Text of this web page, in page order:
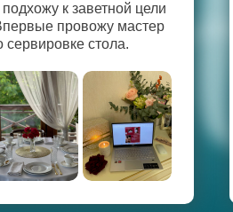
к заветной цели
провожу мастер
сервировке стола.